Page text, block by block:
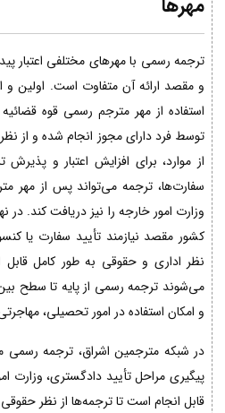
مهرها
ترجمه رسمی با مهرهای مختلفی اعتبار
و مقصد ارائه آن متفاوت است. اولین
استفاده از مهر مترجم رسمی قوه
توسط فرد دارای مجوز انجام شده و از
از موارد، برای افزایش اعتبار و
سفارت‌ها، ترجمه می‌تواند پس از مهر
وزارت امور خارجه را نیز دریافت کند. در
کشور مقصد نیازمند تأیید سفارت یا
نظر اداری و حقوقی به طور کامل قابل
می‌شوند ترجمه رسمی از پایه تا سطح
و امکان استفاده در امور تحصیلی،
در شبکه مترجمین اشراق، ترجمه رسمی
پیگیری مراحل تأیید دادگستری،
قابل انجام است تا ترجمه‌ها از نظر حقوقی